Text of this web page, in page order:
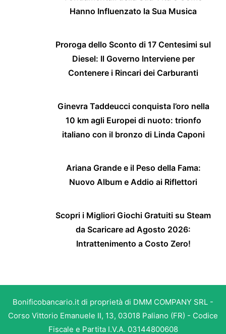
Hanno Influenzato la Sua Musica
Proroga dello Sconto di 17 Centesimi sul
Diesel: Il Governo Interviene per
Contenere i Rincari dei Carburanti
Ginevra Taddeucci conquista l’oro nella
10 km agli Europei di nuoto: trionfo
italiano con il bronzo di Linda Caponi
Ariana Grande e il Peso della Fama:
Nuovo Album e Addio ai Riflettori
Scopri i Migliori Giochi Gratuiti su Steam
da Scaricare ad Agosto 2026:
Intrattenimento a Costo Zero!
Bonificobancario.it di proprietà di DMM COMPANY SRL -
Corso Vittorio Emanuele II, 13, 03018 Paliano (FR) - Codice
Fiscale e Partita I.V.A. 03144800608